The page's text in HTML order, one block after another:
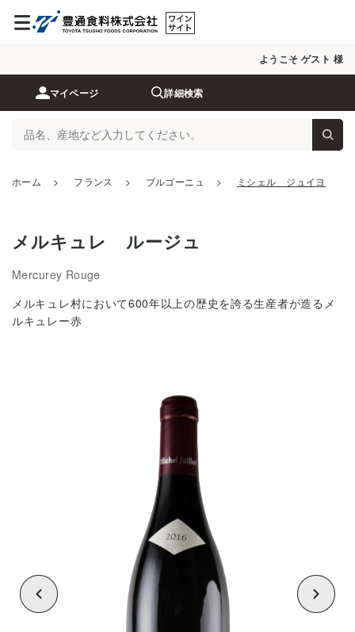
ようこそ ゲスト 様
マイページ 詳細検索
ホーム > フランス > ブルゴーニュ > ミシェル ジュイヨ
メルキュレ ルージュ
Mercurey Rouge
メルキュレ村において600年以上の歴史を誇る生産者が造るメ
ルキュレー赤